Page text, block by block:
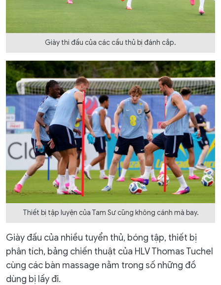
Giày thi đấu của các cầu thủ bị đánh cắp.
Thiết bị tập luyện của Tam Sư cũng không cánh mà bay.
Giày đấu của nhiều tuyển thủ, bóng tập, thiết bị
phân tích, bảng chiến thuật của HLV Thomas Tuchel
cùng các bàn massage nằm trong số những đồ
dùng bị lấy đi.